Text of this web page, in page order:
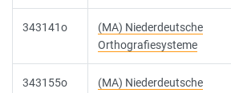
343141o
(MA) Niederdeutsche
Orthografiesysteme
343155o (MA) Niederdeutsche